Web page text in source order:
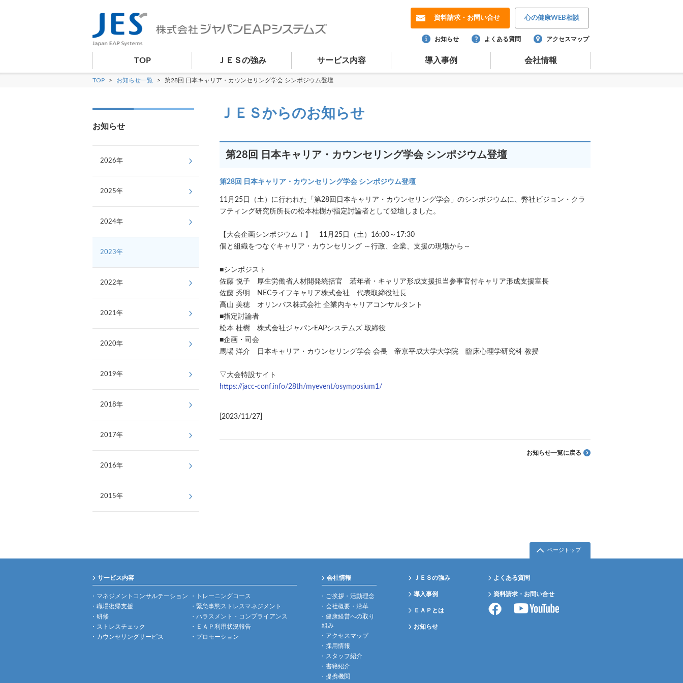
資料請求・ お問い合せ 心の健康WEB相談
お知らせ よくある質問 アクセスマップ
TOP ＪＥＳの強み サービス内容 導入事例 会社情報
TOP > お知らせ一覧 > 第28回 日本キャリア・カウンセリング学会 シンポジウム登壇
ＪＥＳからのお知らせ
第28回 日本キャリア・カウンセリング学会 シンポジウム登壇
第28回 日本キャリア・カウンセリング学会 シンポジウム登壇
11月25日（土）に行われた「第28回日本キャリア・カウンセリング学会」のシンポジウムに、弊社ビジョン・クラ
フティング研究所所長の松本桂樹が指定討論者として登壇しました。
【大会企画シンポジウムⅠ】 11月25日（土）16:00～17:30
個と組織をつなぐキャリア・カウンセリング ～行政、企業、支援の現場から～
■シンポジスト
佐藤 悦子 厚生労働省人材開発統括官 若年者・キャリア形成支援担当参事官付キャリア形成支援室長
佐藤 秀明 NECライフキャリア株式会社 代表取締役社長
高山 美穂 オリンパス株式会社 企業内キャリアコンサルタント
■指定討論者
松本 桂樹 株式会社ジャパンEAPシステムズ 取締役
■企画・司会
馬場 洋介 日本キャリア・カウンセリング学会 会長 帝京平成大学大学院 臨床心理学研究科 教授
▽大会特設サイト
https://jacc-conf.info/28th/myevent/osymposium1/
[2023/11/27]
お知らせ一覧に戻る
お知らせ
2026年
2025年
2024年
2023年
2022年
2021年
2020年
2019年
2018年
2017年
2016年
2015年
ページトップ
サービス内容
マネジメントコンサルテーション
トレーニングコース
職場復帰支援
緊急事態ストレスマネジメント
研修
ハラスメント・コンプライアンス
ストレスチェック
ＥＡＰ利用状況報告
カウンセリングサービス
プロモーション
会社情報
ご挨拶・活動理念
会社概要・沿革
健康経営への取り
組み
アクセスマップ
採用情報
スタッフ紹介
書籍紹介
提携機関
ＪＥＳの強み
導入事例
ＥＡＰとは
お知らせ
よくある質問
資料請求・お問い合せ